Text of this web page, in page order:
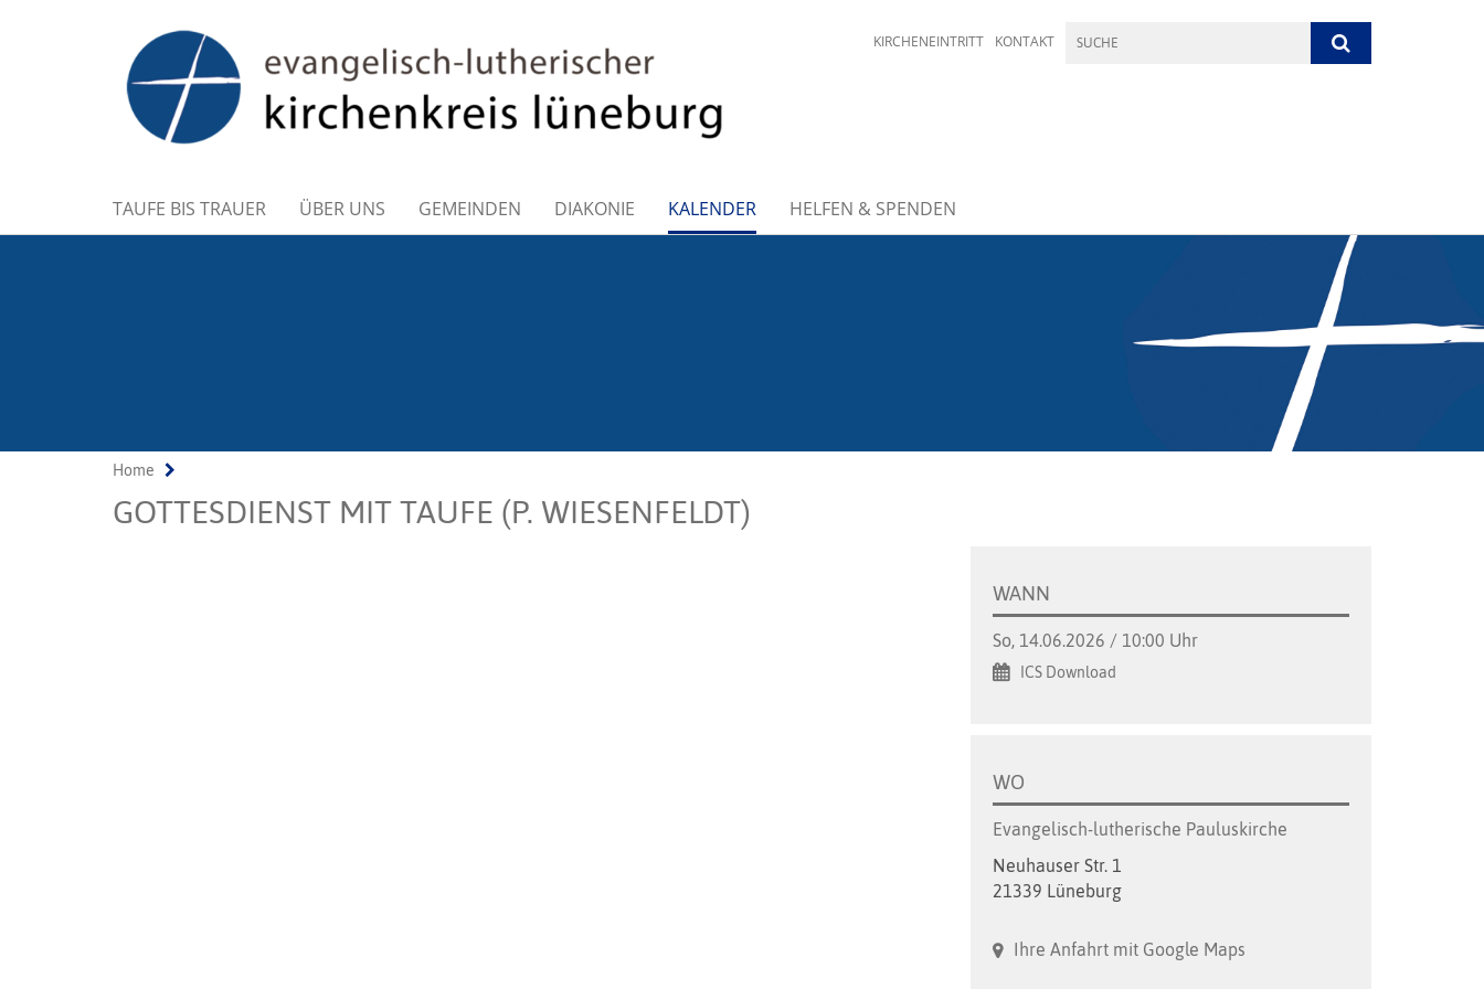
KIRCHENEINTRITT KONTAKT
TAUFE BIS TRAUER ÜBER UNS GEMEINDEN DIAKONIE KALENDER HELFEN & SPENDEN
Home
GOTTESDIENST MIT TAUFE (P. WIESENFELDT)
WANN
So, 14.06.2026 / 10:00 Uhr
ICS Download
WO
Evangelisch-lutherische Pauluskirche
Neuhauser Str. 1
21339 Lüneburg
Ihre Anfahrt mit Google Maps